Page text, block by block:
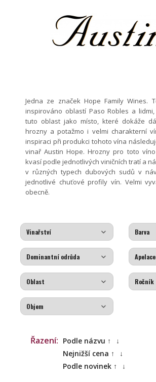
Jedna ze značek Hope Family Wines.
inspirováno oblastí Paso Robles a
tuto oblast jako místo, které dokáže
hrozny a potažmo i velmi charakterní
inspiraci při produkci tohoto vína
vinař Austin Hope. Hrozny pro toto
kvasí podle jednotlivých viničních tratí a
v různých typech dubových sudů v
jednotlivé chuťové profily vín. Velmi
obecně.
Řazení: Podle názvu ↑
↓
Nejnižší cena ↑
↓
Podle novinek ↑
↓